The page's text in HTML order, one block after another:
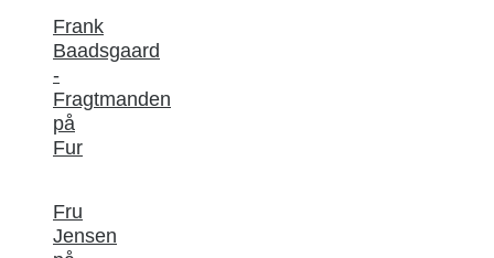
Frank
Baadsgaard
-
Fragtmanden
på
Fur
Fru
Jensen